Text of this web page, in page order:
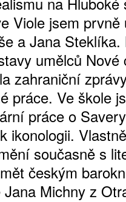
Viole jsem prvně
a Jana Steklíka.
umělců Nové
zahraniční
práce. Ve škole
práce o
ikonologii.
současně s
českým
Michny z